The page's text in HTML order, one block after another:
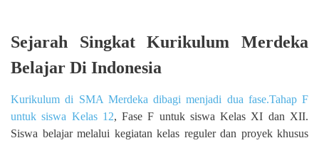
Sejarah Singkat Kurikulum Merdeka
Belajar Di Indonesia
Kurikulum di SMA Merdeka dibagi menjadi dua fase.Tahap F
untuk siswa Kelas 12, Fase F untuk siswa Kelas XI dan XII.
Siswa belajar melalui kegiatan kelas reguler dan proyek khusus